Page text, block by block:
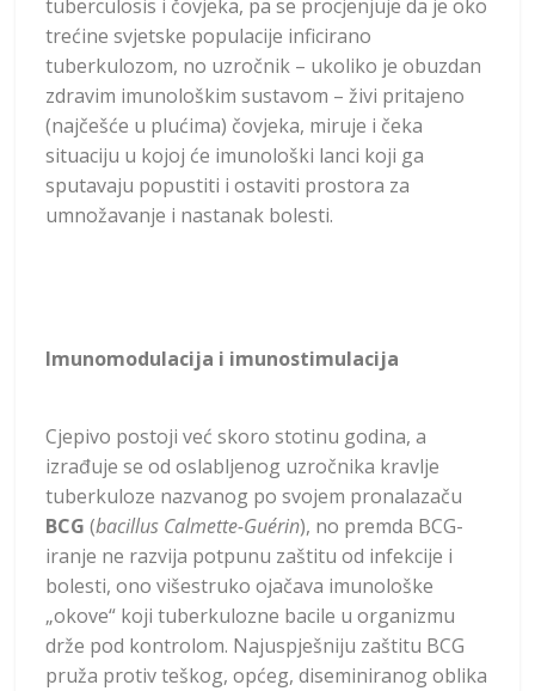
tuberculosis i čovjeka, pa se procjenjuje da je oko
trećine svjetske populacije inficirano
tuberkulozom, no uzročnik – ukoliko je obuzdan
zdravim imunološkim sustavom – živi pritajeno
(najčešće u plućima) čovjeka, miruje i čeka
situaciju u kojoj će imunološki lanci koji ga
sputavaju popustiti i ostaviti prostora za
umnožavanje i nastanak bolesti.
Imunomodulacija i imunostimulacija
Cjepivo postoji već skoro stotinu godina, a
izrađuje se od oslabljenog uzročnika kravlje
tuberkuloze nazvanog po svojem pronalazaču
BCG (bacillus Calmette-Guérin), no premda BCG-
iranje ne razvija potpunu zaštitu od infekcije i
bolesti, ono višestruko ojačava imunološke
„okove“ koji tuberkulozne bacile u organizmu
drže pod kontrolom. Najuspješniju zaštitu BCG
pruža protiv teškog, općeg, diseminiranog oblika